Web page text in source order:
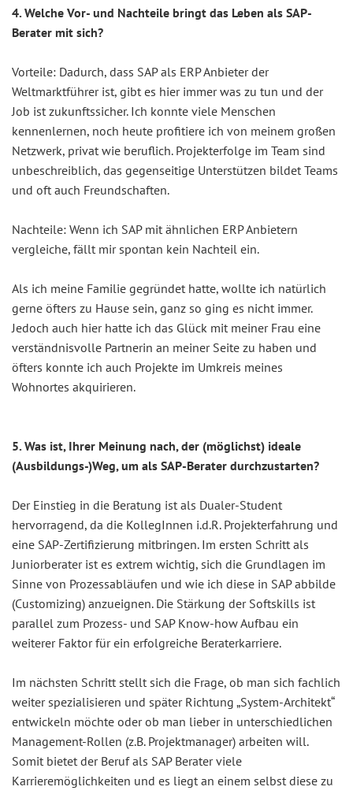
4. Welche Vor- und Nachteile bringt das Leben als SAP-
Berater mit sich?
Vorteile: Dadurch, dass SAP als ERP Anbieter der
Weltmarktführer ist, gibt es hier immer was zu tun und der
Job ist zukunftssicher. Ich konnte viele Menschen
kennenlernen, noch heute profitiere ich von meinem großen
Netzwerk, privat wie beruflich. Projekterfolge im Team sind
unbeschreiblich, das gegenseitige Unterstützen bildet Teams
und oft auch Freundschaften.
Nachteile: Wenn ich SAP mit ähnlichen ERP Anbietern
vergleiche, fällt mir spontan kein Nachteil ein.
Als ich meine Familie gegründet hatte, wollte ich natürlich
gerne öfters zu Hause sein, ganz so ging es nicht immer.
Jedoch auch hier hatte ich das Glück mit meiner Frau eine
verständnisvolle Partnerin an meiner Seite zu haben und
öfters konnte ich auch Projekte im Umkreis meines
Wohnortes akquirieren.
5. Was ist, Ihrer Meinung nach, der (möglichst) ideale
(Ausbildungs-)Weg, um als SAP-Berater durchzustarten?
Der Einstieg in die Beratung ist als Dualer-Student
hervorragend, da die KollegInnen i.d.R. Projekterfahrung und
eine SAP-Zertifizierung mitbringen. Im ersten Schritt als
Juniorberater ist es extrem wichtig, sich die Grundlagen im
Sinne von Prozessabläufen und wie ich diese in SAP abbilde
(Customizing) anzueignen. Die Stärkung der Softskills ist
parallel zum Prozess- und SAP Know-how Aufbau ein
weiterer Faktor für ein erfolgreiche Beraterkarriere.
Im nächsten Schritt stellt sich die Frage, ob man sich fachlich
weiter spezialisieren und später Richtung „System-Architekt“
entwickeln möchte oder ob man lieber in unterschiedlichen
Management-Rollen (z.B. Projektmanager) arbeiten will.
Somit bietet der Beruf als SAP Berater viele
Karrieremöglichkeiten und es liegt an einem selbst diese zu